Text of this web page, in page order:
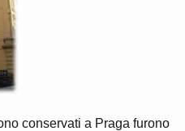
conservati a Praga furono